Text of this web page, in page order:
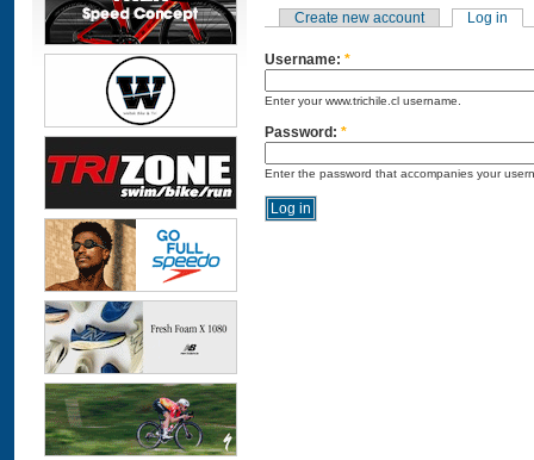
Create new account Log in
Username: *
Enter your www.trichile.cl username.
Password: *
Enter the password that accompanies your